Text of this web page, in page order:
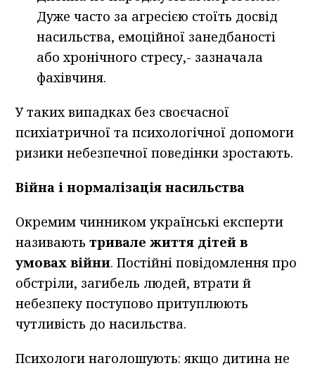
Дуже часто за агресією стоїть досвід
насильства, емоційної занедбаності
або хронічного стресу,- зазначала
фахівчиня.
У таких випадках без своєчасної
психіатричної та психологічної допомоги
ризики небезпечної поведінки зростають.
Війна і нормалізація насильства
Окремим чинником українські експерти
називаютьтривале життя дітей в
умовах війни. Постійні повідомлення про
обстріли, загибель людей, втрати й
небезпеку поступово притуплюють
чутливість до насильства.
Психологи наголошують: якщо дитина не